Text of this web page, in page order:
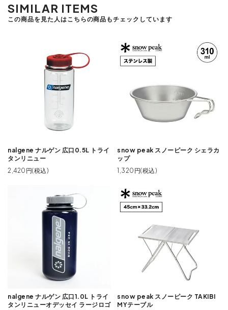
SIMILAR ITEMS
この商品を見た人はこちらの商品もチェックしています
nalgene ナルゲン 広口0.5L トライ
タンリニュー
2,420円(税込)
snow peak スノーピーク シェラカ
ップ
1,320円(税込)
nalgene ナルゲン 広口1.0L トライ
タンリニューオデッセイ ラージロゴ
snow peak スノーピーク TAKIBI
MYテーブル